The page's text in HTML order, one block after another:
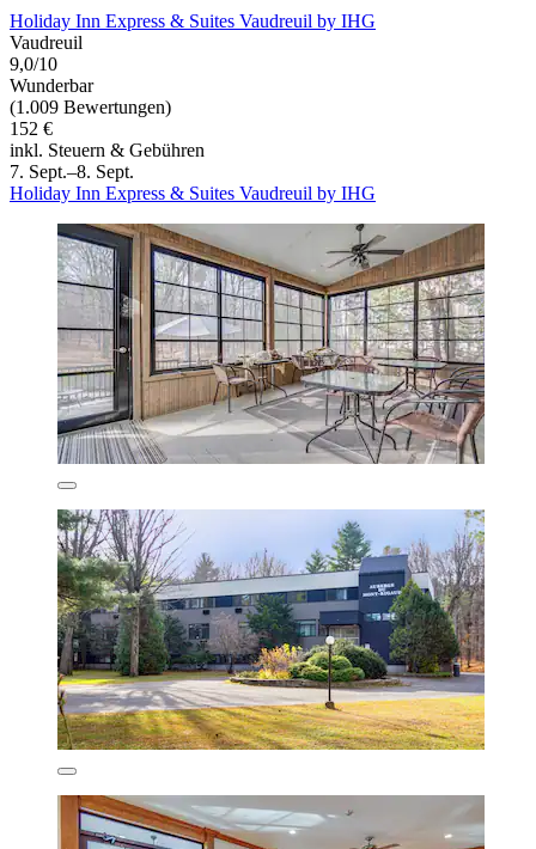
Holiday Inn Express & Suites Vaudreuil by IHG
Vaudreuil
9,0/10
Wunderbar
(1.009 Bewertungen)
152 €
inkl. Steuern & Gebühren
7. Sept.–8. Sept.
Holiday Inn Express & Suites Vaudreuil by IHG